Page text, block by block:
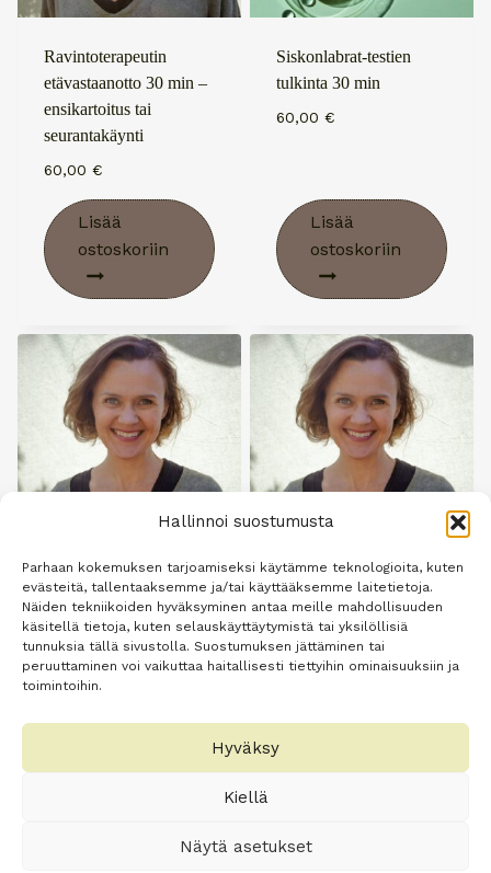
Hallinnoi suostumusta
Parhaan kokemuksen tarjoamiseksi käytämme teknologioita, kuten
evästeitä, tallentaaksemme ja/tai käyttääksemme laitetietoja.
Näiden tekniikoiden hyväksyminen antaa meille mahdollisuuden
käsitellä tietoja, kuten selauskäyttäytymistä tai yksilöllisiä
tunnuksia tällä sivustolla. Suostumuksen jättäminen tai
peruuttaminen voi vaikuttaa haitallisesti tiettyihin ominaisuuksiin ja
toimintoihin.
Hyväksy
Kiellä
Näytä asetukset
Ravintoterapeutin
etävastaanotto 30 min –
ensikartoitus tai
seurantakäynti
60,00 €
Lisää
ostoskoriin
Siskonlabrat-testien
tulkinta 30 min
60,00 €
Lisää
ostoskoriin
Ravintoterepeutin
etävastaanotto 60 min –
kartoituksen perusteella
tehtävä
Siskon
hyvinvointipaketti –
ravintoterapeutin
ensikartoitus ja kaksi